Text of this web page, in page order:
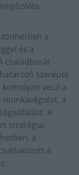
a
és a
családbarát
szerepet
veszi a
a
A
stratégiai
a
a